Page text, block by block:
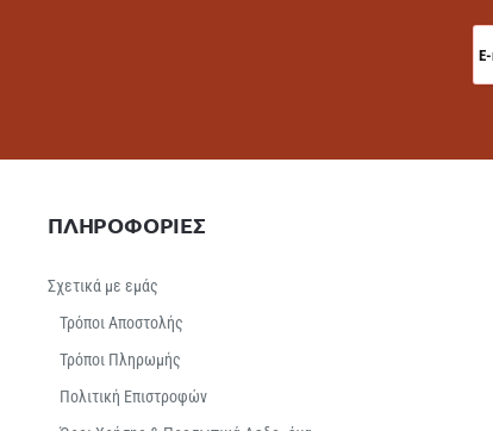
ΠΛΗΡΟΦΟΡΙΕΣ
Σχετικά με εμάς
Τρόποι Αποστολής
Τρόποι Πληρωμής
Πολιτική Επιστροφών